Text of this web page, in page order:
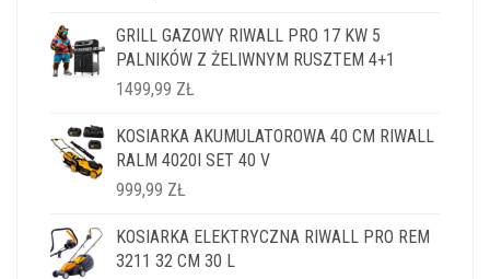
GRILL GAZOWY RIWALL PRO 17 KW 5
PALNIKÓW Z ŻELIWNYM RUSZTEM 4+1
1499,99 ZŁ
KOSIARKA AKUMULATOROWA 40 CM RIWALL
RALM 4020I SET 40 V
999,99 ZŁ
KOSIARKA ELEKTRYCZNA RIWALL PRO REM
3211 32 CM 30 L